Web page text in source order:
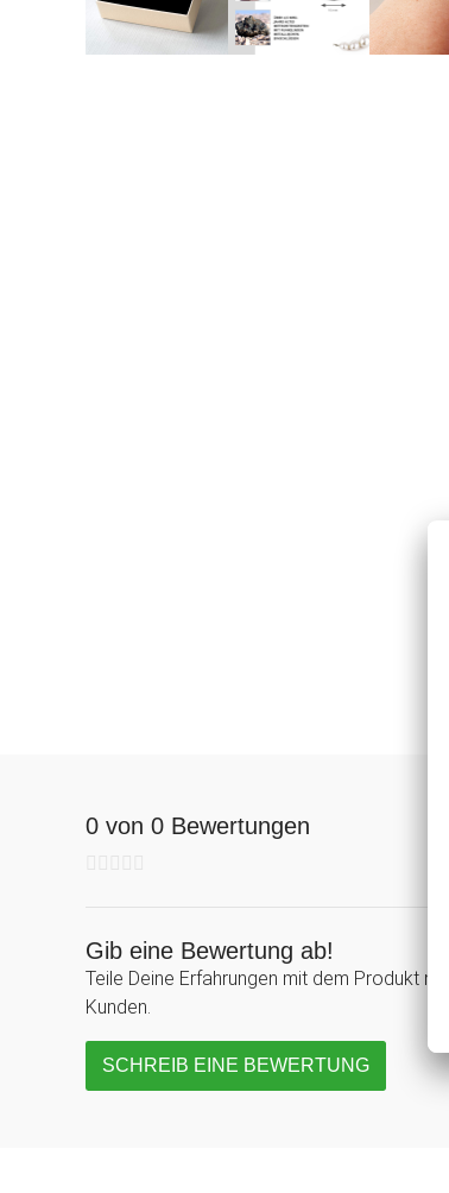
0 von 0 Bewertungen
Gib eine Bewertung ab!
Teile Deine Erfahrungen mit dem Produkt mit
Kunden.
SCHREIB EINE BEWERTUNG